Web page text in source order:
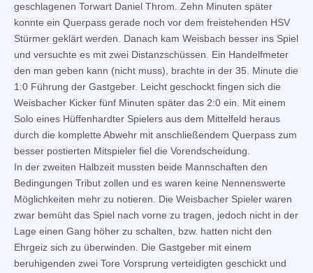
geschlagenen Torwart Daniel Throm. Zehn Minuten später
konnte ein Querpass gerade noch vor dem freistehenden HSV
Stürmer geklärt werden. Danach kam Weisbach besser ins Spiel
und versuchte es mit zwei Distanzschüssen. Ein Handelfmeter
den man geben kann (nicht muss), brachte in der 35. Minute die
1:0 Führung der Gastgeber. Leicht geschockt fingen sich die
Weisbacher Kicker fünf Minuten später das 2:0 ein. Mit einem
Solo eines Hüffenhardter Spielers aus dem Mittelfeld heraus
durch die komplette Abwehr mit anschließendem Querpass zum
besser postierten Mitspieler fiel die Vorendscheidung.
In der zweiten Halbzeit mussten beide Mannschaften den
Bedingungen Tribut zollen und es waren keine Nennenswerte
Möglichkeiten mehr zu notieren. Die Weisbacher Spieler waren
zwar bemüht das Spiel nach vorne zu tragen, jedoch nicht in der
Lage einen Gang höher zu schalten, bzw. hatten nicht den
Ehrgeiz sich zu überwinden. Die Gastgeber mit einem
beruhigenden zwei Tore Vorsprung verteidigten geschickt und